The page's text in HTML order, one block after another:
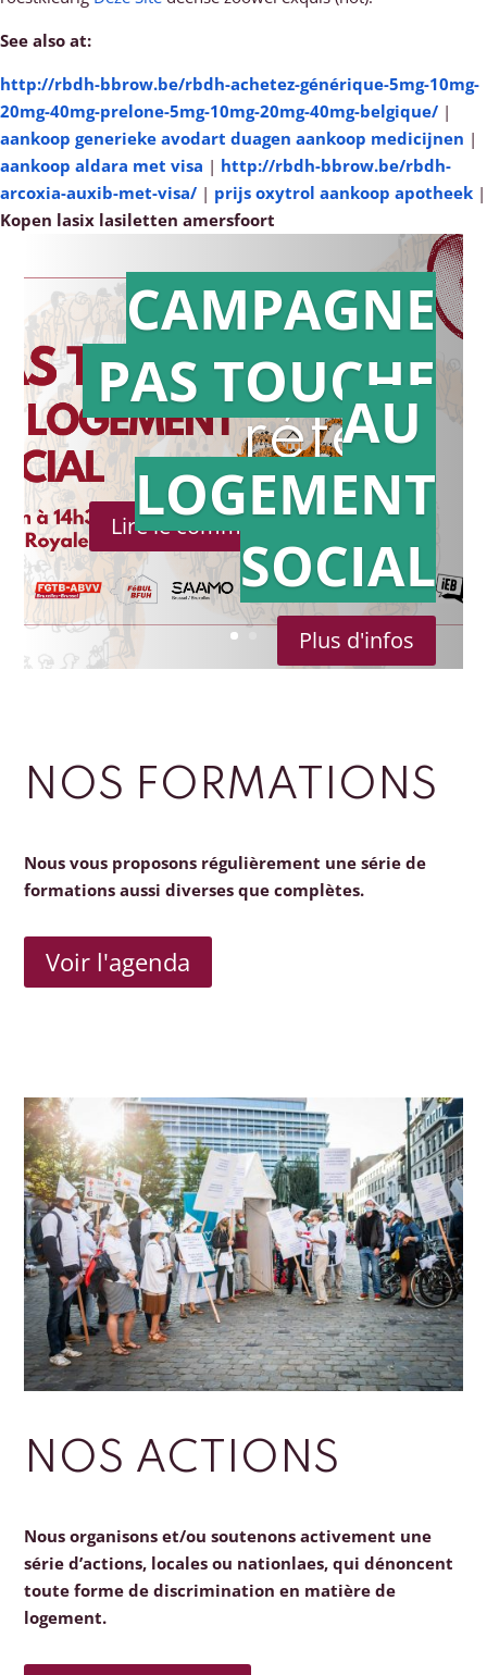
See also at:
http://rbdh-bbrow.be/rbdh-achetez-générique-5mg-10mg-
20mg-40mg-prelone-5mg-10mg-20mg-40mg-belgique/ |
aankoop generieke avodart duagen aankoop medicijnen |
aankoop aldara met visa | http://rbdh-bbrow.be/rbdh-
arcoxia-auxib-met-visa/ | prijs oxytrol aankoop apotheek |
Kopen lasix lasiletten amersfoort
Action en
référé
Lire le communiqué de presse
CAMPAGNE
PAS TOUCHE
AU
LOGEMENT
SOCIAL
Plus d'infos
NOS FORMATIONS
Nous vous proposons régulièrement une série de
formations aussi diverses que complètes.
Voir l'agenda
NOS ACTIONS
Nous organisons et/ou soutenons activement une
série d’actions, locales ou nationlaes, qui dénoncent
toute forme de discrimination en matière de
logement.